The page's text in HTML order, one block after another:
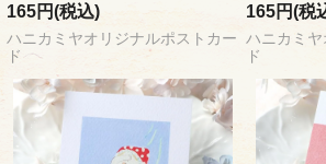
165円(税込)
ハニカミヤオリジナルポストカー
ド
165円(税
ハニカミ
ド